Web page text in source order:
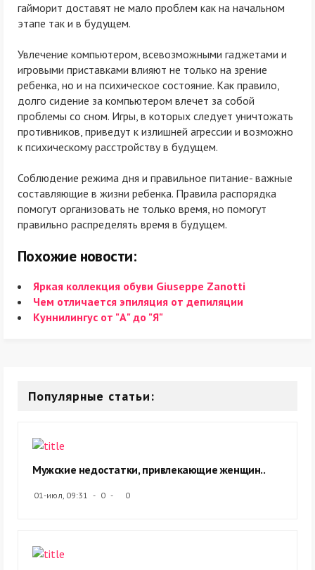
гайморит доставят не мало проблем как на начальном
этапе так и в будущем.
Увлечение компьютером, всевозможными гаджетами и
игровыми приставками влияют не только на зрение
ребенка, но и на психическое состояние. Как правило,
долго сидение за компьютером влечет за собой
проблемы со сном. Игры, в которых следует уничтожать
противников, приведут к излишней агрессии и возможно
к психическому расстройству в будущем.
Соблюдение режима дня и правильное питание- важные
составляющие в жизни ребенка. Правила распорядка
помогут организовать не только время, но помогут
правильно распределять время в будущем.
Похожие новости:
Яркая коллекция обуви Giuseppe Zanotti
Чем отличается эпиляция от депиляции
Куннилингус от "А" до "Я"
Популярные статьи:
Мужские недостатки, привлекающие женщин..
01-июл, 09:31 0 0